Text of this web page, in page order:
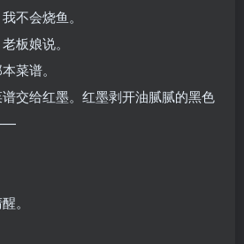
不会烧鱼。
板娘说。
菜谱。
交给红墨。红墨剥开油腻腻的黑色
。